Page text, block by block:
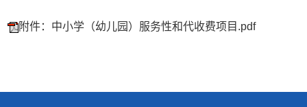
附件：中小学（幼儿园）服务性和代收费项目.pdf